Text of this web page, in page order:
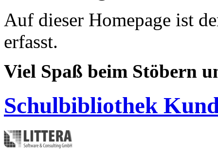
Auf dieser Homepage ist
erfasst.
Viel Spaß beim Stöbern
Schulbibliothek